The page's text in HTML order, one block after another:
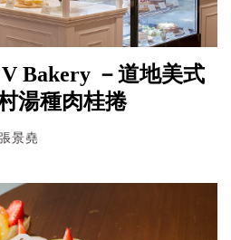
Bakery －道地美式
湯種肉桂捲
景堯